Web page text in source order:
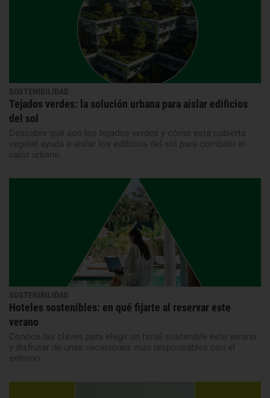
SOSTENIBILIDAD
Tejados verdes: la solución urbana para aislar edificios
del sol
Descubre qué son los tejados verdes y cómo esta cubierta
vegetal ayuda a aislar los edificios del sol para combatir el
calor urbano.
SOSTENIBILIDAD
Hoteles sostenibles: en qué fijarte al reservar este
verano
Conoce las claves para elegir un hotel sostenible este verano
y disfrutar de unas vacaciones más responsables con el
entorno